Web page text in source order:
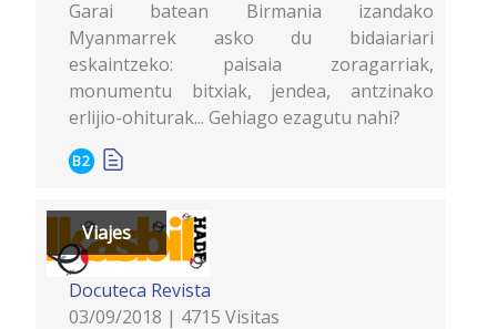
Garai batean Birmania izandako
Myanmarrek asko du bidaiariari
eskaintzeko: paisaia zoragarriak,
monumentu bitxiak, jendea, antzinako
erlijio-ohiturak... Gehiago ezagutu nahi?
B2
Viajes
Docuteca Revista
03/09/2018 | 4715 Visitas